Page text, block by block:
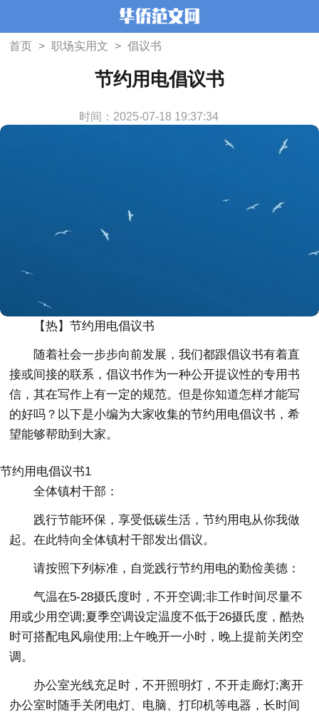
首页 > 职场实用文 > 倡议书
节约用电倡议书
时间：2025-07-18 19:37:34
【热】节约用电倡议书
随着社会一步步向前发展，我们都跟倡议书有着直
接或间接的联系，倡议书作为一种公开提议性的专用书
信，其在写作上有一定的规范。但是你知道怎样才能写
的好吗？以下是小编为大家收集的节约用电倡议书，希
望能够帮助到大家。
节约用电倡议书1
全体镇村干部：
践行节能环保，享受低碳生活，节约用电从你我做
起。在此特向全体镇村干部发出倡议。
请按照下列标准，自觉践行节约用电的勤俭美德：
气温在5-28摄氏度时，不开空调;非工作时间尽量不
用或少用空调;夏季空调设定温度不低于26摄氏度，酷热
时可搭配电风扇使用;上午晚开一小时，晚上提前关闭空
调。
办公室光线充足时，不开照明灯，不开走廊灯;离开
办公室时随手关闭电灯、电脑、打印机等电器，长时间